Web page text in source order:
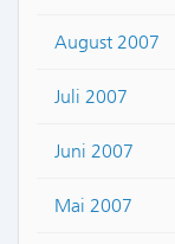
August 2007
Juli 2007
Juni 2007
Mai 2007